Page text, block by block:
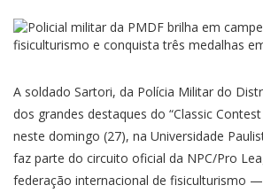
A soldado Sartori, da Polícia Militar do
dos grandes destaques do “Classic
neste domingo (27), na Universidade
faz parte do circuito oficial da NPC/Pro
federação internacional de fisiculturismo